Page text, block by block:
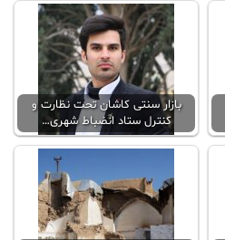
بازار سنتی کاشان تحت نظارت و
کنترل ستاد انضباط شهری…